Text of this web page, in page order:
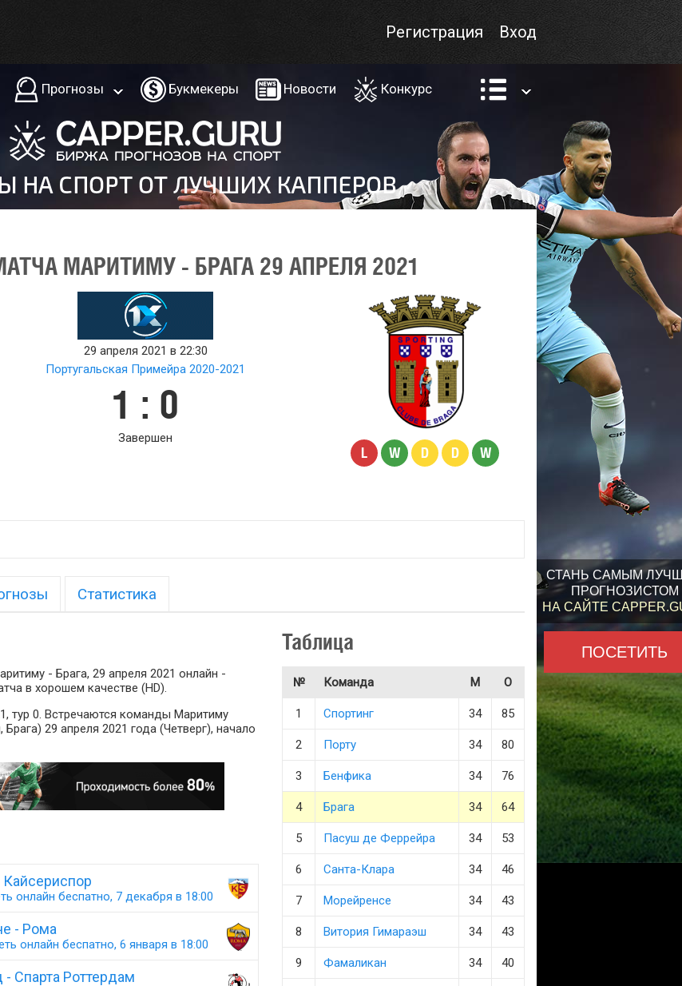
СТАНЬ САМЫМ
ПРОГНОЗИСТОМ
НА САЙТЕ
ПОСЕТИТЬ
Вход
Регистрация
Прогнозы Букмекеры Новости Конкурс
МАРИТИМУ - БРАГА 29 АПРЕЛЯ 2021
29 апреля 2021 в 22:30
Португальская Примейра 2020-2021
1 : 0
Завершен
L W D D W
Статистика
- Брага, 29 апреля 2021 онлайн -
в хорошем качестве (HD).
тур 0. Встречаются команды Маритиму
29 апреля 2021 года (Четверг), начало
онлайн беспатно, 7 декабря в 18:00
- Рома
онлайн беспатно, 6 января в 18:00
- Спарта Роттердам
Таблица
№ Команда М О
1 Спортинг 34 85
2 Порту 34 80
3 Бенфика 34 76
4 Брага 34 64
5 Пасуш де Феррейра 34 53
6 Санта-Клара 34 46
7 Морейренсе 34 43
8 Витория Гимараэш 34 43
9 Фамаликан 34 40